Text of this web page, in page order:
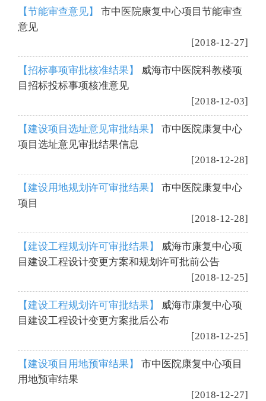
【节能审查意见】 市中医院康复中心项目节能审查
意见
[2018-12-27]
【招标事项审批核准结果】 威海市中医院科教楼项
目招标投标事项核准意见
[2018-12-03]
【建设项目选址意见审批结果】 市中医院康复中心
项目选址意见审批结果信息
[2018-12-28]
【建设用地规划许可审批结果】 市中医院康复中心
项目
[2018-12-28]
【建设工程规划许可审批结果】 威海市康复中心项
目建设工程设计变更方案和规划许可批前公告
[2018-12-25]
【建设工程规划许可审批结果】 威海市康复中心项
目建设工程设计变更方案批后公布
[2018-12-25]
【建设项目用地预审结果】 市中医院康复中心项目
用地预审结果
[2018-12-27]